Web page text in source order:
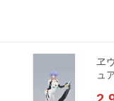
ヱ
ュ